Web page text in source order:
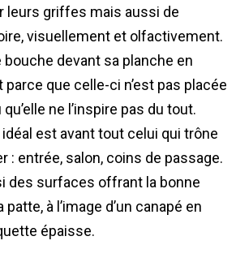
leurs griffes mais aussi de
visuellement et olfactivement.
bouche devant sa planche en
parce que celle-ci n’est pas placée
ne l’inspire pas du tout.
est avant tout celui qui trône
: entrée, salon, coins de passage.
des surfaces offrant la bonne
à l’image d’un canapé en
épaisse.